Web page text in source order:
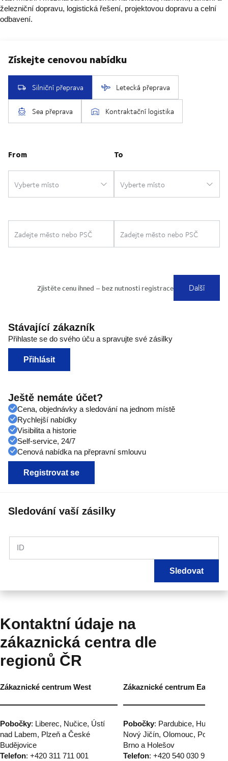
železniční dopravu, logistická řešení, projektovou dopravu a celní
odbavení.
Stávající zákazník
Přihlaste se do svého úču a spravujte své zásilky
Přihlásit
Ještě nemáte účet?
Cena, objednávky a sledování na jednom místě
Rychlejší nabídky
Visibilita a historie
Self-service, 24/7
Cenová nabídka na přepravní smlouvu
Registrovat se
Sledování vaší zásilky
ID
Sledovat
Kontaktní údaje na
zákaznická centra dle
regionů ČR
Zákaznické centrum West Zákaznické centrum East
Pobočky: Liberec, Nučice, Ústí
nad Labem, Plzeň a České
Budějovice
Telefon: +420 311 711 001
Pobočky: Pardubice,
Nový Jičín, Olomouc, Popůvky,
Brno a Holešov
Telefon: +420 540 030 999